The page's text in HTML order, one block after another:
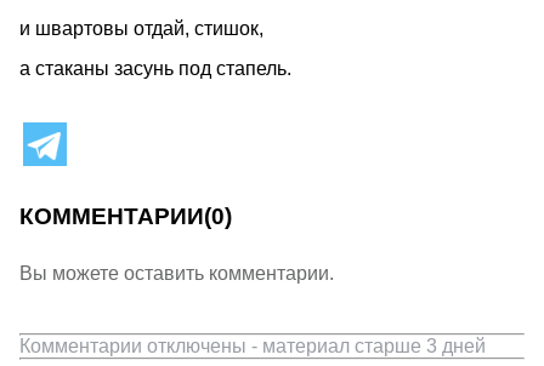
и швартовы отдай, стишок,
а стаканы засунь под стапель.
КОММЕНТАРИИ(0)
Вы можете оставить комментарии.
Комментарии отключены - материал старше 3 дней